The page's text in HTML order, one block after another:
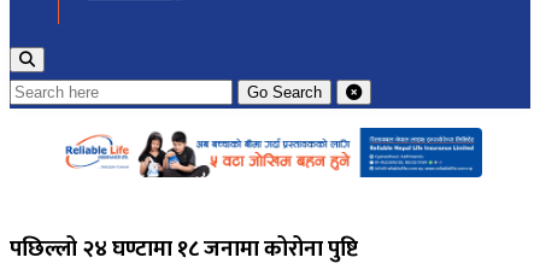
Go Search
पछिल्लो २४ घण्टामा १८ जनामा कोरोना पुष्टि